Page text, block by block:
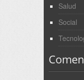
Salud
Social